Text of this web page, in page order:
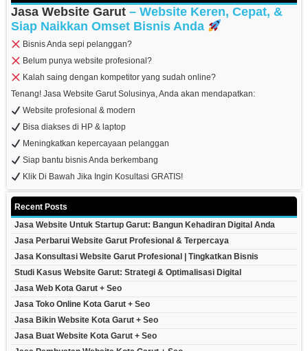
Jasa Website Garut – Website Keren, Cepat, &
Siap Naikkan Omset Bisnis Anda
Bisnis Anda sepi pelanggan?
Belum punya website profesional?
Kalah saing dengan kompetitor yang sudah online?
Tenang! Jasa Website Garut Solusinya, Anda akan mendapatkan:
Website profesional & modern
Bisa diakses di HP & laptop
Meningkatkan kepercayaan pelanggan
Siap bantu bisnis Anda berkembang
Klik Di Bawah Jika Ingin Kosultasi GRATIS!
Recent Posts
Jasa Website Untuk Startup Garut: Bangun Kehadiran Digital Anda
Jasa Perbarui Website Garut Profesional & Terpercaya
Jasa Konsultasi Website Garut Profesional | Tingkatkan Bisnis
Studi Kasus Website Garut: Strategi & Optimalisasi Digital
Jasa Web Kota Garut + Seo
Jasa Toko Online Kota Garut + Seo
Jasa Bikin Website Kota Garut + Seo
Jasa Buat Website Kota Garut + Seo